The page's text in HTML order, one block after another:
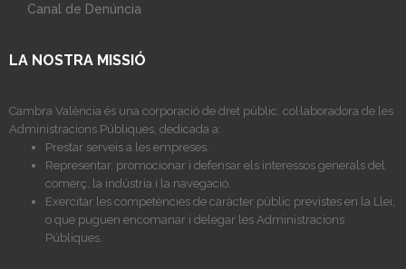
Canal de Denúncia
LA NOSTRA MISSIÓ
Cambra València és una corporació de dret públic, col·laboradora de les
Administracions Públiques, dedicada a:
Prestar serveis a les empreses.
Representar, promocionar i defensar els interessos generals del
comerç, la indústria i la navegació.
Exercitar les competències de caràcter públic previstes en la Llei,
o que puguen encomanar i delegar les Administracions
Públiques.